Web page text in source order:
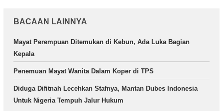
BACAAN LAINNYA
Mayat Perempuan Ditemukan di Kebun, Ada Luka Bagian
Kepala
Penemuan Mayat Wanita Dalam Koper di TPS
Diduga Difitnah Lecehkan Stafnya, Mantan Dubes Indonesia
Untuk Nigeria Tempuh Jalur Hukum